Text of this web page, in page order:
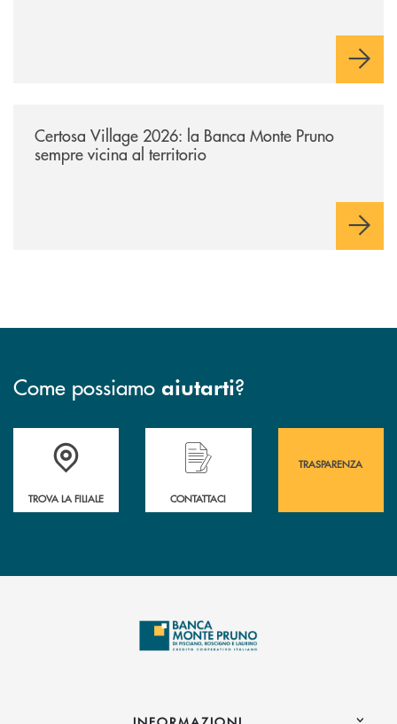
Certosa Village 2026: la Banca Monte Pruno
sempre vicina al territorio
Come possiamo aiutarti?
Accedi all' elenco completo&nbsp; delle&nbsp; filiali&nbsp; di Banca
TROVA LA FILIALE
Hai bisogno di assistenza immediata?
CONTATTACI
TRASPARENZA